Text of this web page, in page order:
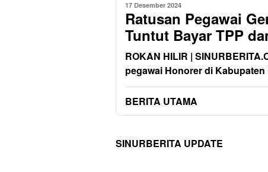
17 Desember 2024
Ratusan Pegawai
Tuntut Bayar TPP
ROKAN HILIR |
pegawai Honorer di
BERITA UTAMA
SINURBERITA UPDATE